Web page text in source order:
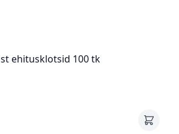
ehitusklotsid 100 tk